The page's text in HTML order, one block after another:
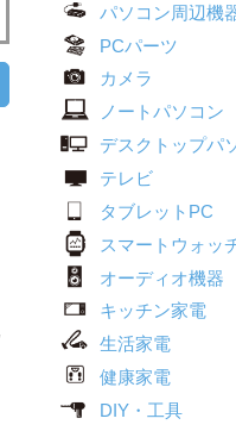
パソコン周辺機
PCパーツ
カメラ
ノートパソコン
デスクトップパ
テレビ
タブレットPC
スマートウォッ
オーディオ機器
キッチン家電
生活家電
健康家電
DIY・工具